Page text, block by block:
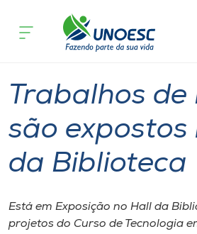
Cursos
Pesquisa
Atendimento ao Estudante
Portal de Ensino
acontece
Trabalhos de
são expostos
da Biblioteca
Está em Exposição no Hall da
projetos do Curso de Tecnologia